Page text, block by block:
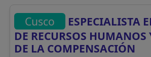
Cusco
ESPECIALISTA
DE RECURSOS HUMANOS
DE LA COMPENSACIÓN